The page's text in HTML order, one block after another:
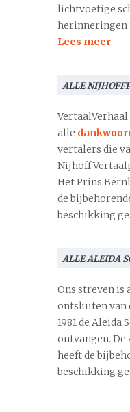
lichtvoetige
herinneringen
Lees meer
ALLE
alle
vertalers die
Nijhoff
Het Prins
de
beschikking
ALLE ALEIDA
Ons streven is
ontsluiten van
1981 de Aleida
ontvangen. De
heeft de
beschikking